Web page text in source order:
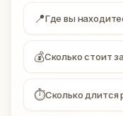
📍Где вы
💰Сколько стоит
⏱Сколько длится